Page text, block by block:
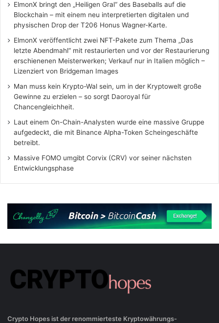
ElmonX bringt den „Heiligen Gral“ des Baseballs auf die
Blockchain – mit einem neu interpretierten digitalen und
physischen Drop der T206 Honus Wagner-Karte.
ElmonX veröffentlicht zwei NFT-Pakete zum Thema „Das
letzte Abendmahl“ mit restaurierten und vor der Restaurierung
erschienenen Meisterwerken; Verkauf nur in Italien möglich –
Lizenziert von Bridgeman Images
Man muss kein Krypto-Wal sein, um in der Kryptowelt große
Gewinne zu erzielen – so sorgt Daoroyal für
Chancengleichheit.
Laut einem On-Chain-Analysten wurde eine massive Gruppe
aufgedeckt, die mit Binance Alpha-Token Scheingeschäfte
betreibt.
Massive FOMO umgibt Corvix (CRV) vor seiner nächsten
Entwicklungsphase
Crypto Hopes ist der renommierteste Kryptowährungs-